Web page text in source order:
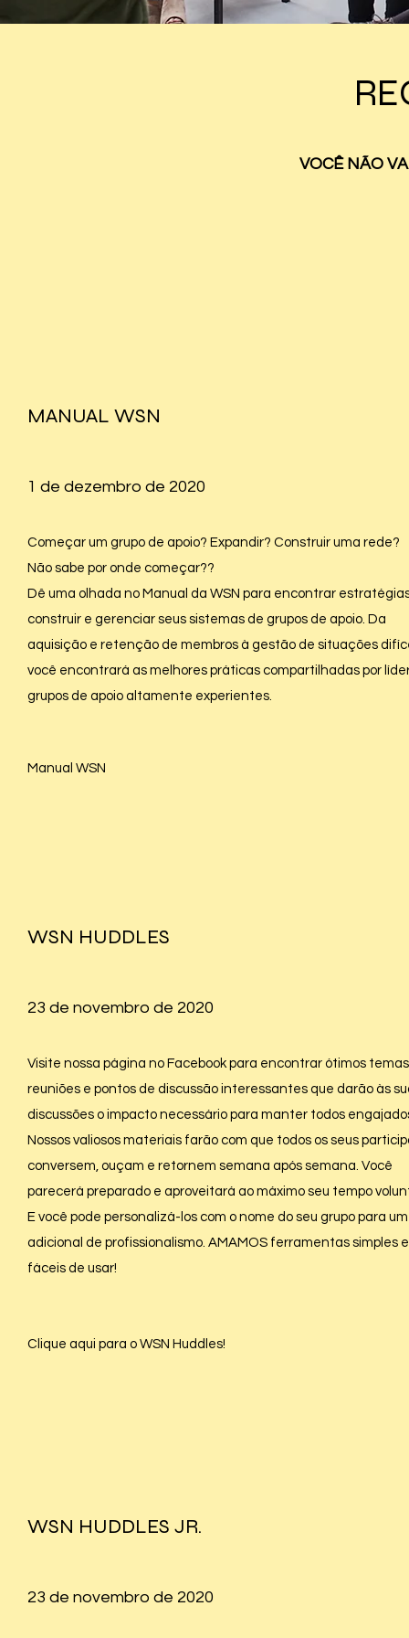
VOCÊ NÃO
MANUAL WSN
1 de dezembro de 2020
Começar um grupo de apoio? Expandir? Construir uma rede?
Não sabe por onde começar??
Dê uma olhada no Manual da WSN para encontrar
construir e gerenciar seus sistemas de grupos de apoio. Da
aquisição e retenção de membros à gestão de situações
você encontrará as melhores práticas compartilhadas por
grupos de apoio altamente experientes.
Manual WSN
WSN HUDDLES
23 de novembro de 2020
Visite nossa página no Facebook para encontrar ótimos
reuniões e pontos de discussão interessantes que darão às
discussões o impacto necessário para manter todos
Nossos valiosos materiais farão com que todos os seus
conversem, ouçam e retornem semana após semana. Você
parecerá preparado e aproveitará ao máximo seu tempo
E você pode personalizá-los com o nome do seu grupo para
adicional de profissionalismo. AMAMOS ferramentas simples e
fáceis de usar!
Clique aqui para o WSN Huddles!
WSN HUDDLES JR.
23 de novembro de 2020